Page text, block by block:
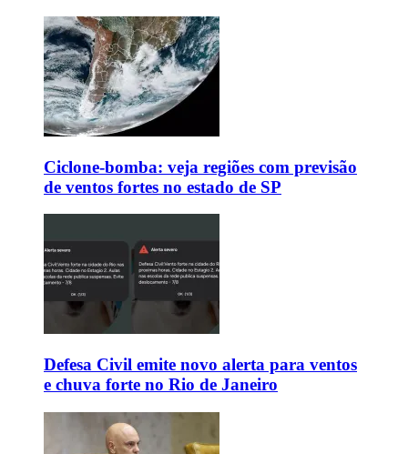
Ciclone-bomba: veja regiões com previsão
de ventos fortes no estado de SP
Defesa Civil emite novo alerta para ventos
e chuva forte no Rio de Janeiro